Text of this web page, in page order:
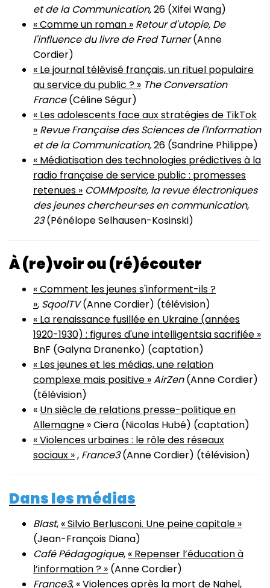
et de la Communication,26 (Xifei Wang)
« Comme un roman » Retour d'utopie, De
l'influence du livre de Fred Turner(Anne
Cordier)
« Le journal télévisé français, un rituel populaire
au service du public ? » The Conversation
France(Céline Ségur)
« Les adolescents face aux stratégies de TikTok
» Revue Française des Sciences de l'Information
et de la Communication,26 (Sandrine Philippe)
« Médiatisation des technologies prédictives à la
radio française de service public : promesses
retenues » COMMposite, la revue électroniques
des jeunes chercheur·ses en communication,
23(Pénélope Selhausen-Kosinski)
À (re)voir ou (ré)écouter
« Comment les jeunes s'informent-ils ?
», SqoolTV(Anne Cordier) (télévision)
« La renaissance fusillée en Ukraine (années
1920-1930) : figures d'une intelligentsia sacrifiée »
BnF (Galyna Dranenko) (captation)
« Les jeunes et les médias, une relation
complexe mais positive »AirZen(Anne Cordier)
(télévision)
« Un siècle de relations presse-politique en
Allemagne » Ciera (Nicolas Hubé) (captation)
« Violences urbaines : le rôle des réseaux
sociaux », France3(Anne Cordier) (télévision)
Dans les médias
Blast, « Silvio Berlusconi. Une peine capitale »
(Jean-François Diana)
Café Pédagogique, « Repenser l’éducation à
l’information ? » (Anne Cordier)
France3, « Violences après la mort de Nahel,